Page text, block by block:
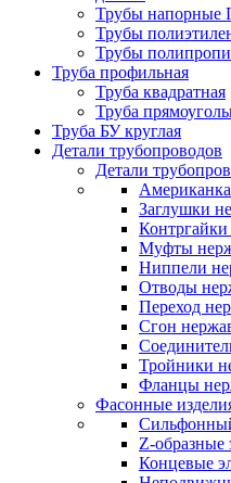
Трубы
Трубы
Трубы
Труба профильная
Труба квадратная
Труба
Труба БУ круглая
Детали трубопроводов
Детали
Заглушки
Муфты
Ниппели
Отводы
Переход
Сгон
Тройники
Фланцы
Фасонные
Z-
Концевые